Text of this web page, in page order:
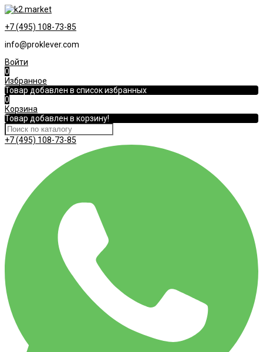
+7 (495) 108-73-85
info@proklever.com
Войти
0
Избранное
Товар добавлен в список избранных
0
Корзина
Товар добавлен в корзину!
+7 (495) 108-73-85